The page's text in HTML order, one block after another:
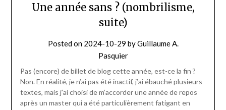
Une année sans ? (nombrilisme,
suite)
Posted on 2024-10-29 byGuillaume A.
Pasquier
Pas (encore) de billet de blog cette année, est-ce la fin ?
Non. En réalité, je n’ai pas été inactif, j’ai ébauché plusieurs
textes, mais j’ai choisi de m’accorder une année de repos
après un master qui a été particulièrement fatigant en